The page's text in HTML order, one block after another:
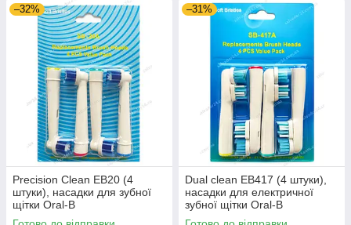
–32%
Precision Clean EB20 (4
штуки), насадки для зубної
щітки Oral-B
–31%
Dual clean EB417 (4 штуки),
насадки для електричної
зубної щітки Oral-B